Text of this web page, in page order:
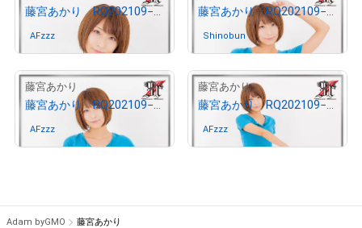
AFzzz さんが保有中 Shinobun さんが保有中
藤宮あかり 1
AFzzz さんが保有中
藤宮あかり 1
AFzzz さんが保有中
Adam byGMO 藤宮あかり